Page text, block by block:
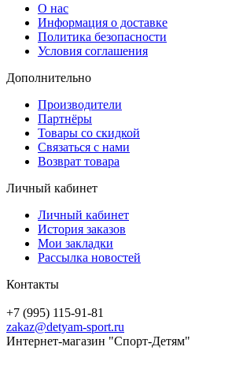
О нас
Информация о доставке
Политика безопасности
Условия соглашения
Дополнительно
Производители
Партнёры
Товары со скидкой
Связаться с нами
Возврат товара
Личный кабинет
Личный кабинет
История заказов
Мои закладки
Рассылка новостей
Контакты
+7 (995) 115-91-81
zakaz@detyam-sport.ru
Интернет-магазин "Спорт-Детям"